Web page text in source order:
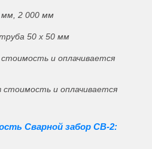
мм, 2 000 мм
50 х 50 мм
и оплачивается
стоимость и оплачивается
Сварной забор СВ-2: